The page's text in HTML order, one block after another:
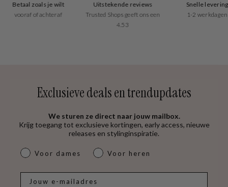
Betaal zoals je wilt
vooraf of achteraf
Uitstekende reviews
Trusted Shops geeft ons een
4.53
Snelle levering
1-2 werkdagen
Exclusieve deals en trendupdates
We sturen ze direct naar jouw mailbox.
Krijg toegang tot exclusieve kortingen, early access, nieuwe
releases en stylinginspiratie.
dames & heren
Voor dames Voor heren